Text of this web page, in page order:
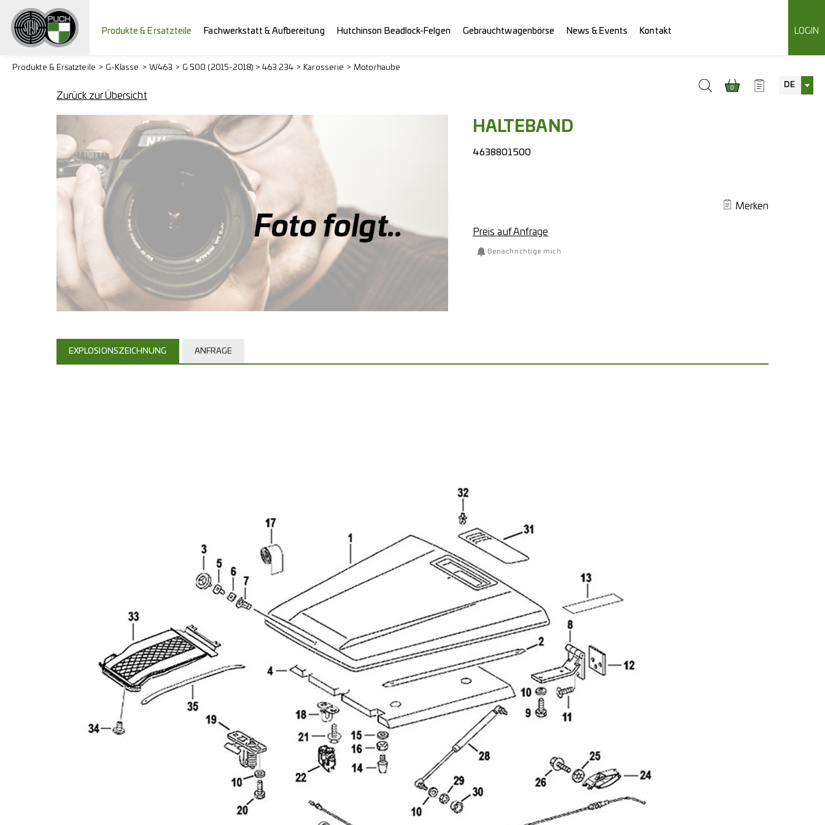
Produkte & Ersatzteile Fachwerkstatt & Aufbereitung Hutchinson Beadlock-Felgen Gebrauchtwagenbörse News & Events Kontakt LOGIN
0 DE
Produkte & Ersatzteile G-Klasse W463 G 500 (2015-2018) > 463.234 Karosserie Motorhaube
Zurück zur Übersicht
HALTEBAND
4638801500
Merken
Preis auf Anfrage
Benachrichtige mich
EXPLOSIONSZEICHNUNG ANFRAGE